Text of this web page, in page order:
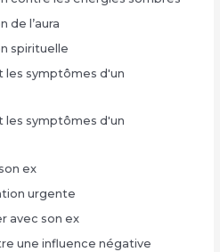
de l’aura
spirituelle
les symptômes d'un
les symptômes d'un
ex
urgente
avec son ex
une influence négative